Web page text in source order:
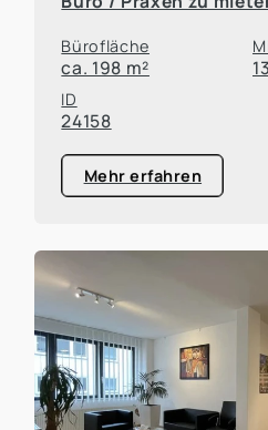
Bürofläche
ca. 198 m²
ID
24158
Mehr erfahren